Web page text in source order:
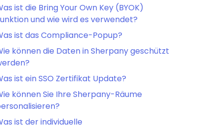
ist die Bring Your Own Key (BYOK)
und wie wird es verwendet?
ist das Compliance-Popup?
können die Daten in Sherpany geschützt
ist ein SSO Zertifikat Update?
können Sie Ihre Sherpany-Räume
ist der individuelle